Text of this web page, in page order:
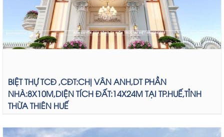
BIỆT THỰ TCĐ ,CĐT:CHỊ VÂN ANH,DT PHẦN
NHÀ:8X10M,DIỆN TÍCH ĐẤT:14X24M TẠI TP.HUẾ,TỈNH
THỪA THIÊN HUẾ